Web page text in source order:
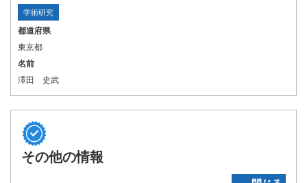
学術研究
都道府県
東京都
名前
澤田 史武
その他の情報